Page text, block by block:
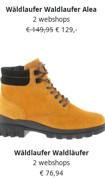
Wäldlaufer Waldlaufer Alea
Veterboots Goud
2 webshops
€ 149,95€ 129,-
Wäldlaufer Waldläufer
Veterlaarsje 780801 201 232 H-
Megan
2 webshops
€ 76,94